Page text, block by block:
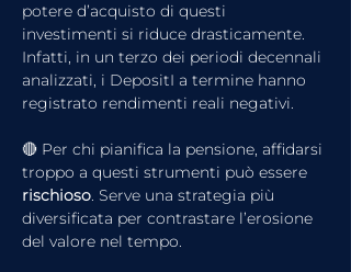
potere d’acquisto di questi
investimenti si riduce drasticamente.
Infatti, in un terzo dei periodi decennali
analizzati, i DepositI a termine hanno
registrato rendimenti reali negativi.
🔴 Per chi pianifica la pensione, affidarsi
troppo a questi strumenti può essere
rischioso. Serve una strategia più
diversificata per contrastare l’erosione
del valore nel tempo.